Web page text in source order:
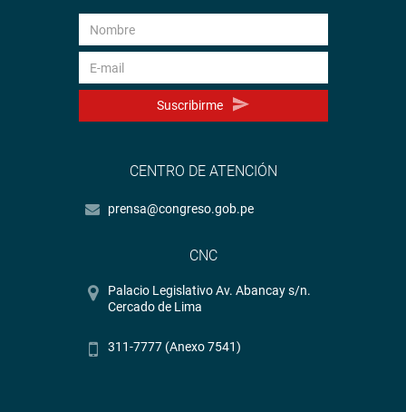
Suscribirme
CENTRO DE ATENCIÓN
prensa@congreso.gob.pe
CNC
Palacio Legislativo Av. Abancay s/n.
Cercado de Lima
311-7777 (Anexo 7541)